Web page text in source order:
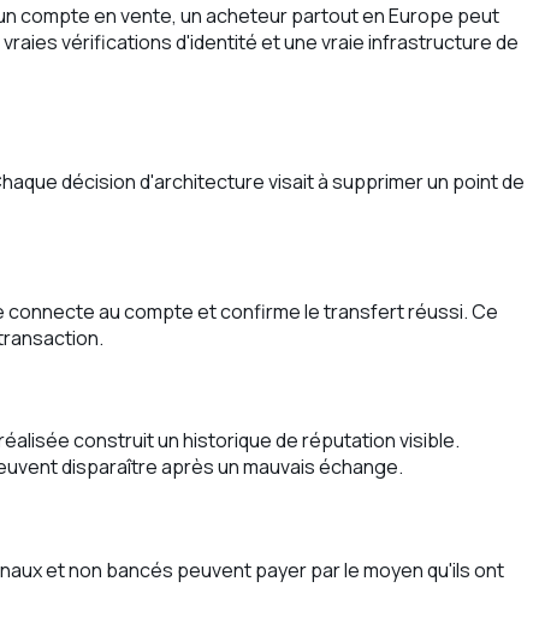
compte en vente, un acheteur partout en Europe peut
vérifications d'identité et une vraie infrastructure de
décision d'architecture visait à supprimer un point de
connecte au compte et confirme le transfert réussi. Ce
construit un historique de réputation visible.
disparaître après un mauvais échange.
et non bancés peuvent payer par le moyen qu'ils ont